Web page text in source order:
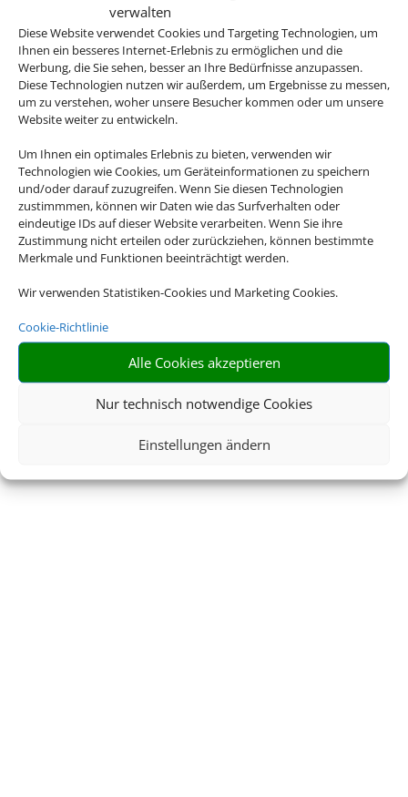
verwalten
Diese Website verwendet Cookies und Targeting Technologien, um
Ihnen ein besseres Internet-Erlebnis zu ermöglichen und die
Werbung, die Sie sehen, besser an Ihre Bedürfnisse anzupassen.
Diese Technologien nutzen wir außerdem, um Ergebnisse zu messen,
um zu verstehen, woher unsere Besucher kommen oder um unsere
Website weiter zu entwickeln.
Um Ihnen ein optimales Erlebnis zu bieten, verwenden wir
Technologien wie Cookies, um Geräteinformationen zu speichern
und/oder darauf zuzugreifen. Wenn Sie diesen Technologien
zustimmmen, können wir Daten wie das Surfverhalten oder
eindeutige IDs auf dieser Website verarbeiten. Wenn Sie ihre
Zustimmung nicht erteilen oder zurückziehen, können bestimmte
Merkmale und Funktionen beeinträchtigt werden.
Wir verwenden Statistiken-Cookies und Marketing Cookies.
Cookie-Richtlinie
Alle Cookies akzeptieren
Nur technisch notwendige Cookies
Einstellungen ändern